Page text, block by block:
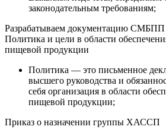
законодательным требованиям;
Разрабатываем документацию СМБПП
Политика и цели в области
пищевой продукции
Политика — это письменное
высшего руководства и
себя организация в области
пищевой продукции;
Приказ о назначении группы ХАССП